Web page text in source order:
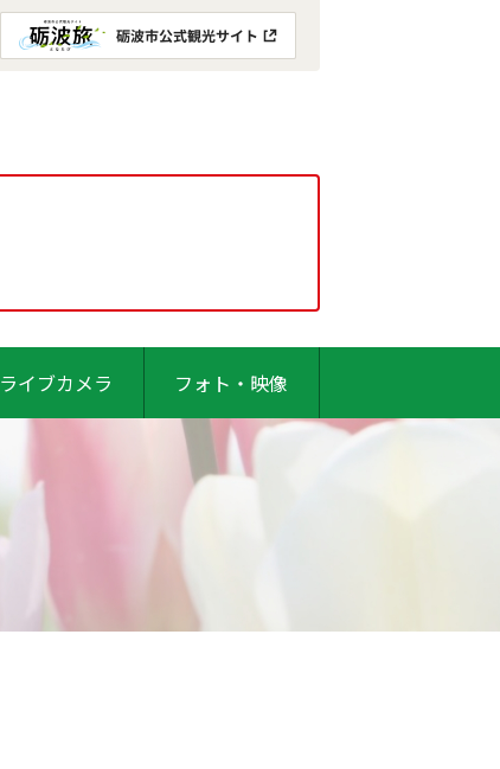
ライブカメラ フォト・映像